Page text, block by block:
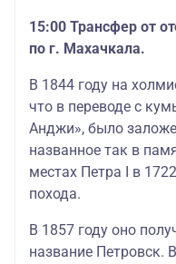
15:00 Трансфер от
по г. Махачкала.
В 1844 году на
что в переводе с
Анджи», было
названное так в
местах Петра I в
похода.
В 1857 году оно
название Петровск.